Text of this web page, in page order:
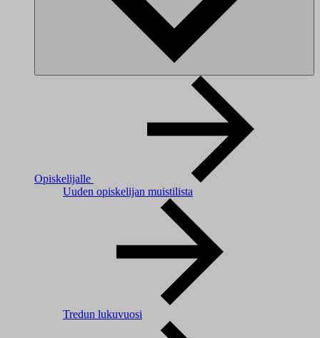
Opiskelijalle
Uuden opiskelijan muistilista
Tredun lukuvuosi